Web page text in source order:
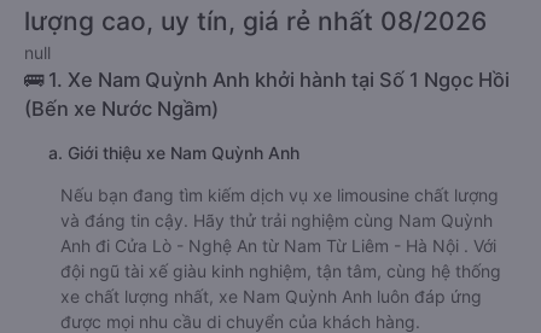
lượng cao, uy tín, giá rẻ nhất 08/2026
null
🚌 1. Xe Nam Quỳnh Anh khởi hành tại Số 1 Ngọc Hồi
(Bến xe Nước Ngầm)
a. Giới thiệu xe Nam Quỳnh Anh
Nếu bạn đang tìm kiếm dịch vụ xe limousine chất lượng
và đáng tin cậy. Hãy thử trải nghiệm cùng Nam Quỳnh
Anh đi Cửa Lò - Nghệ An từ Nam Từ Liêm - Hà Nội . Với
đội ngũ tài xế giàu kinh nghiệm, tận tâm, cùng hệ thống
xe chất lượng nhất, xe Nam Quỳnh Anh luôn đáp ứng
được mọi nhu cầu di chuyển của khách hàng.